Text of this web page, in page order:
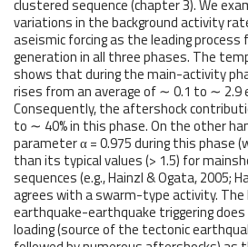
clustered sequence (chapter 3). We
variations in the background activity
aseismic forcing as the leading
generation in all three phases. The
shows that during the main-activity
rises from an average of ∼ 0.1 to ∼ 2.9
Consequently, the aftershock
to ∼ 40% in this phase. On the other
parameter α = 0.975 during this phase
than its typical values (> 1.5) for
sequences (e.g., Hainzl & Ogata, 2005;
agrees with a swarm-type activity.
earthquake-earthquake triggering
loading (source of the tectonic